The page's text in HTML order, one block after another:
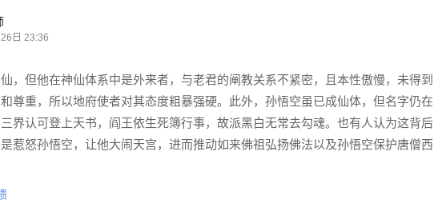
日 23:36
，但他在神仙体系中是外来者，与老君的阐教关系不紧密，且本性傲慢，未得到
尊重，所以地府使者对其态度粗暴强硬。此外，孙悟空虽已成仙体，但名字仍在
界认可登上天书，阎王依生死簿行事，故派黑白无常去勾魂。也有人认为这背后
惹怒孙悟空，让他大闹天宫，进而推动如来佛祖弘扬佛法以及孙悟空保护唐僧西